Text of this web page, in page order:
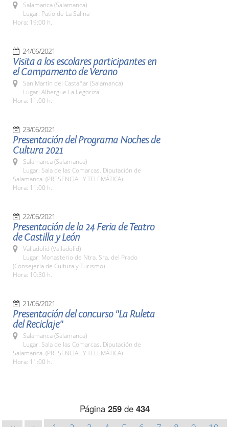
Salamanca (Salamanca)
Lugar: Patio de La Salina
Hora: 19:00 h.
24/06/2021
Visita a los escolares participantes en
el Campamento de Verano
San Martín del Castañar (Salamanca)
Lugar: Albergue La Legoriza
Hora: 11:00 h.
23/06/2021
Presentación del Programa Noches de
Cultura 2021
Salamanca (Salamanca)
Lugar: Sala de las Comarcas. Diputación de
Salamanca. (PRESENCIAL Y TELEMÁTICA)
Hora: 11:00 h.
22/06/2021
Presentación de la 24 Feria de Teatro
de Castilla y León
Valladolid (Valladolid)
Lugar: Monasterio de Ntra. Sra. del Prado
(Consejería de Cultura y Turismo)
Hora: 10:30 h.
21/06/2021
Presentación del concurso "La Ruleta
del Reciclaje"
Salamanca (Salamanca)
Lugar: Sala de las Comarcas. Diputación de
Salamanca. (PRESENCIAL Y TELEMÁTICA)
Hora: 11:00 h.
Página 259de 434